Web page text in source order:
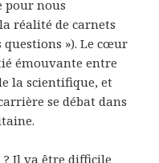
pour nous
réalité de carnets
questions »). Le cœur
émouvante entre
la scientifique, et
se débat dans
Il va être difficile